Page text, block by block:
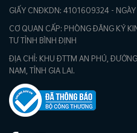
GIẤY CNĐKDN: 4101609324 -
CƠ QUAN CẤP: PHÒNG ĐĂNG KÝ
TƯ TỈNH BÌNH ĐỊNH
ĐỊA CHỈ: KHU ĐTTM AN PHÚ,
NAM, TỈNH GIA LAI.